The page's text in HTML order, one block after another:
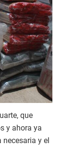
que
y ahora ya
y el